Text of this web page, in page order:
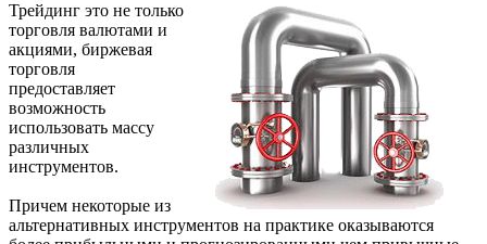
Трейдинг это не только
торговля валютами и
акциями, биржевая
торговля
предоставляет
возможность
использовать массу
различных
инструментов.
Причем некоторые из
альтернативных инструментов на практике оказываются